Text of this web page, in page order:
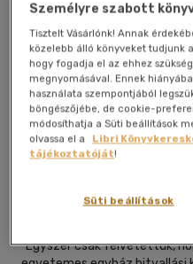
Kívánságlistához adom
magyar nyelvű|
"Egyszer csak felvetettük,
Személyre szabott
Tisztelt Vásárlónk! Annak
közelebb álló könyveket tudjunk
hogy fogadja el az ehhez
megnyomásával. Ennek
használata szempontjából
böngészőjébe, de cookie-
módosíthatja a Süti beállítások
olvassa el a
Libri
tájékoztatóját!
Süti beállítások